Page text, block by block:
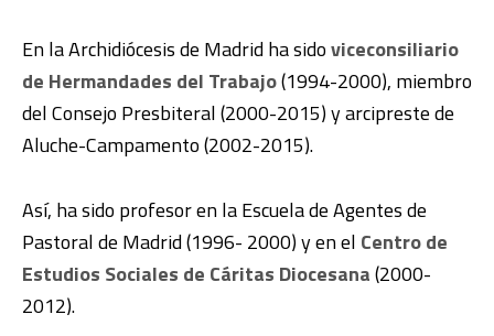
En la Archidiócesis de Madrid ha sidoviceconsiliario
de Hermandades del Trabajo(1994-2000), miembro
del Consejo Presbiteral (2000-2015) y arcipreste de
Aluche-Campamento (2002-2015).
Así, ha sido profesor en la Escuela de Agentes de
Pastoral de Madrid (1996- 2000) y en el Centro de
Estudios Sociales de Cáritas Diocesana(2000-
2012).